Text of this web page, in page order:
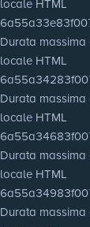
locale HTML
Durata
locale HTML
Durata
locale HTML
Durata
locale HTML
Durata